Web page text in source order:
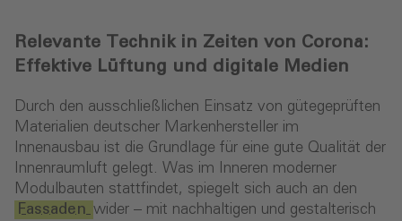
Relevante Technik in Zeiten von Corona:
Effektive Lüftung und digitale Medien
Durch den ausschließlichen Einsatz von gütegeprüften
Materialien deutscher Markenhersteller im
Innenausbau ist die Grundlage für eine gute Qualität der
Innenraumluft gelegt. Was im Inneren moderner
Modulbauten stattfindet, spiegelt sich auch an den
Fassaden wider – mit nachhaltigen und gestalterisch